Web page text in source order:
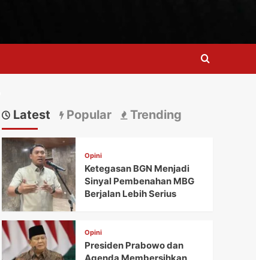
Latest Popular Trending
Opini
Ketegasan BGN Menjadi
Sinyal Pembenahan MBG
Berjalan Lebih Serius
Opini
Presiden Prabowo dan
Agenda Membersihkan